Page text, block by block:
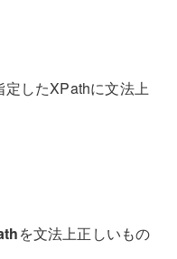
定したXPathに文法上
を文法上正しいもの